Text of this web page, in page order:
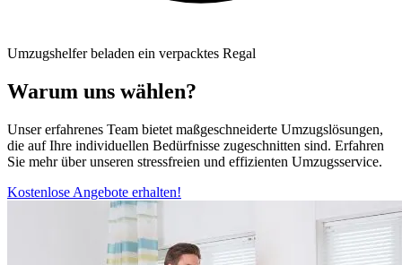
Umzugshelfer beladen ein verpacktes Regal
Warum uns wählen?
Unser erfahrenes Team bietet maßgeschneiderte Umzugslösungen,
die auf Ihre individuellen Bedürfnisse zugeschnitten sind. Erfahren
Sie mehr über unseren stressfreien und effizienten Umzugsservice.
Kostenlose Angebote erhalten!